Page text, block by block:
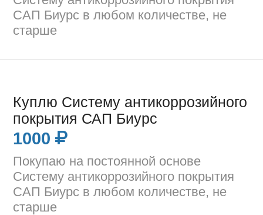
САП Биурс в любом количестве, не
старше
Куплю Систему антикоррозийного
покрытия САП Биурс
1000
Покупаю на постоянной основе
Систему антикоррозийного покрытия
САП Биурс в любом количестве, не
старше